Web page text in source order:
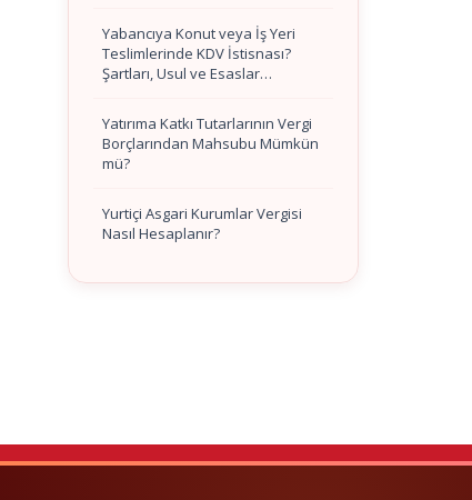
Yabancıya Konut veya İş Yeri
Teslimlerinde KDV İstisnası?
Şartları, Usul ve Esaslar…
Yatırıma Katkı Tutarlarının Vergi
Borçlarından Mahsubu Mümkün
mü?
Yurtiçi Asgari Kurumlar Vergisi
Nasıl Hesaplanır?